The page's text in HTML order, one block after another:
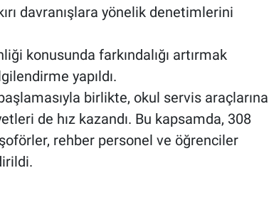
davranışlara yönelik denetimlerini
konusunda farkındalığı artırmak
yapıldı.
birlikte, okul servis araçlarına
de hız kazandı. Bu kapsamda, 308
rehber personel ve öğrenciler